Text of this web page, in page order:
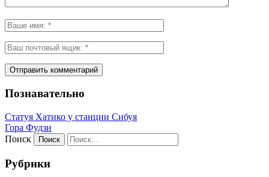
Познавательно
Статуя Хатико у станции Сибуя
Гора Фудзи
Поиск
Рубрики